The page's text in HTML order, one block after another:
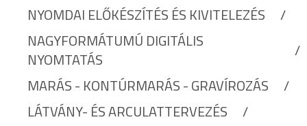
NYOMDAI ELŐKÉSZÍTÉS ÉS KIVITELEZÉS
NAGYFORMÁTUMÚ DIGITÁLIS
NYOMTATÁS
MARÁS - KONTÚRMARÁS - GRAVÍROZÁS
LÁTVÁNY- ÉS ARCULATTERVEZÉS